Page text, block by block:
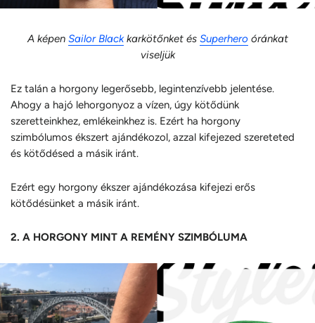
A képen Sailor Blackkarkötőnket és Superheroóránkat
viseljük
Ez talán a horgony legerősebb, legintenzívebb jelentése.
Ahogy a hajó lehorgonyoz a vízen, úgy kötődünk
szeretteinkhez, emlékeinkhez is. Ezért ha horgony
szimbólumos ékszert ajándékozol, azzal kifejezed szereteted
és kötődésed a másik iránt.
Ezért egy horgony ékszer ajándékozása kifejezi erős
kötődésünket a másik iránt.
2. A HORGONY MINT A REMÉNY SZIMBÓLUMA